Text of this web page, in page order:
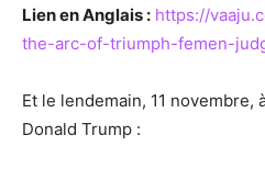
Lien en Anglais : https://
the-arc-of-triumph-femen-
Et le lendemain, 11 novembre,
Donald Trump :